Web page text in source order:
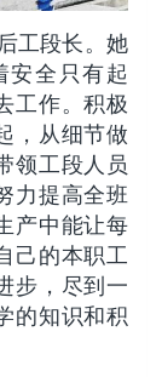
工段长。她
安全只有起
工作。积极
，从细节做
领工段人员
力提高全班
产中能让每
己的本职工
步，尽到一
的知识和积